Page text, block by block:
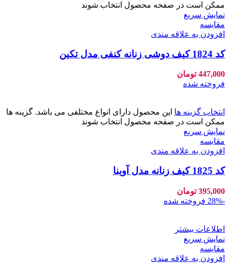
ممکن است در صفحه محصول انتخاب شوند
نمایش سریع
مقايسه
افزودن به علاقه مندی
کد 1824 کیف دوشی زنانه کنفی مدل تکین
447,000 تومان
فروخته شده
انتخاب گزینه ها این محصول دارای انواع مختلفی می باشد. گزینه ها
ممکن است در صفحه محصول انتخاب شوند
نمایش سریع
مقايسه
افزودن به علاقه مندی
کد 1825 کیف زنانه مدل آوینا
395,000 تومان
-28%
فروخته شده
اطلاعات بیشتر
نمایش سریع
مقايسه
افزودن به علاقه مندی